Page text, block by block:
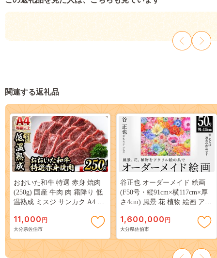
関連する返礼品
おおいた和牛 特選 赤身 焼肉
(250g) 国産 牛肉 肉 霜降り 低
温熟成 ミスジ サンカク A4 和
県 佐伯市【DH239】【(株)ネ
クサ】
11,000 円
大分県佐伯市
谷正也 オーダーメイド 絵画
(F50号・縦91cm×横117cm×厚
さ4cm) 風景 花 植物 絵画 アク
ナル 1点もの インテリア 大分
県 佐伯市 【EP02】【谷事務
所】
1,600,000 円
大分県佐伯市